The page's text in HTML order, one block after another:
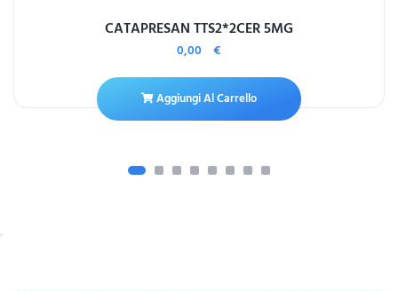
CATAPRESAN TTS2*2CER 5MG
0,00 €
Aggiungi Al Carrello